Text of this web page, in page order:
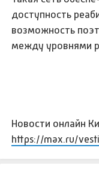
доступность
возможность
между уровнями
Новости онлайн
https://max.ru/